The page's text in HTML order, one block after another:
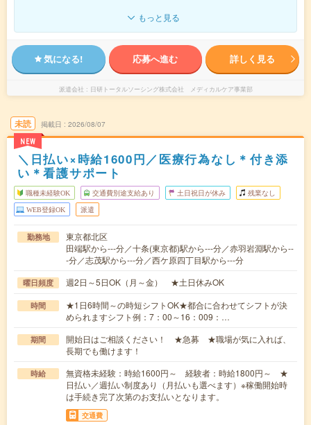
もっと見る
気になる! 応募へ進む 詳しく見る
派遣会社 日研トータルソーシング株式会社 メディカルケア事業部
未読
NEW
掲載日 2026/08/07
＼日払い×時給1600円／医療行為なし＊付き添
い＊看護サポート
職種未経験OK 交通費別途支給あり 土日祝日が休み 残業なし
WEB登録OK 派遣
勤務地
東京都北区
田端駅から---分／十条(東京都)駅から---分／赤羽岩淵駅から--
-分／志茂駅から---分／西ケ原四丁目駅から---分
曜日頻度 週2日～5日OK（月～金） ★土日休みOK
時間
★1日6時間～の時短シフトOK★都合に合わせてシフトが決
められますシフト例：7：00～16：009：…
期間
開始日はご相談ください！ ★急募 ★職場が気に入れば、
長期でも働けます！
時給
無資格未経験：時給1600円～ 経験者：時給1800円～ ★
日払い／週払い制度あり（月払いも選べます）※稼働開始時
は手続き完了次第のお支払いとなります。
交通費